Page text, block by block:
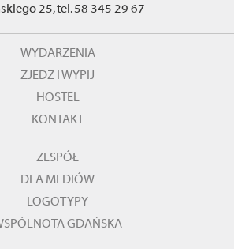
25, tel. 58 345 29 67
WYDARZENIA
ZJEDZ I WYPIJ
HOSTEL
KONTAKT
ZESPÓŁ
DLA MEDIÓW
LOGOTYPY
GDAŃSKA